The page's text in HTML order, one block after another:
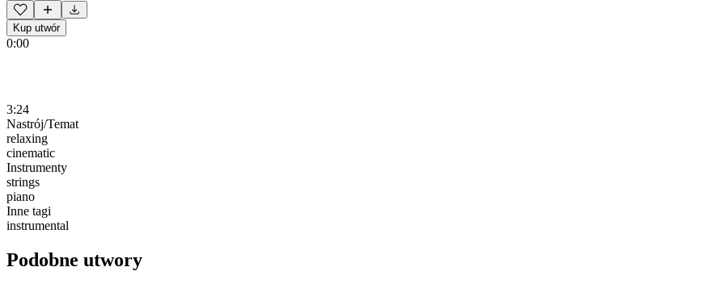
Kup utwór
0:00
3:24
Nastrój/Temat
relaxing
cinematic
Instrumenty
strings
piano
Inne tagi
instrumental
Podobne utwory